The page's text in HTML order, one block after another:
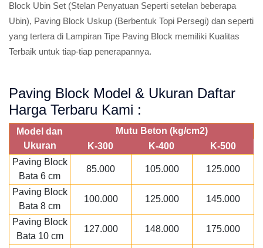
Block Ubin Set (Stelan Penyatuan Seperti setelan beberapa
Ubin), Paving Block Uskup (Berbentuk Topi Persegi) dan seperti
yang tertera di Lampiran Tipe Paving Block memiliki Kualitas
Terbaik untuk tiap-tiap penerapannya.
Paving Block Model & Ukuran Daftar
Harga Terbaru Kami :
Model dan
Ukuran
Mutu Beton (kg/cm2)
K-300
K-400
K-500
Paving Block
Bata 6 cm
85.000 105.000 125.000
Paving Block
Bata 8 cm
100.000 125.000 145.000
Paving Block
Bata 10 cm
127.000 148.000 175.000